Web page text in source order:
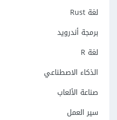
لغة Rust
برمجة أندرويد
لغة R
الذكاء الاصطناعي
صناعة الألعاب
سير العمل